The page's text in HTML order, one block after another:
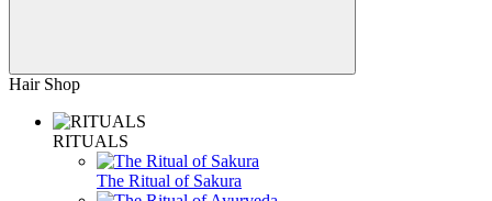
Hair Shop
RITUALS
The Ritual of Sakura